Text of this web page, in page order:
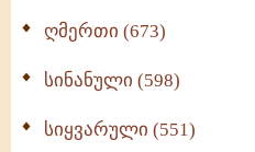
ღმერთი (673)
სინანული (598)
სიყვარული (551)